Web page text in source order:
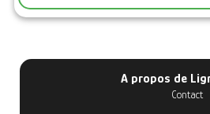
A propos de
Contact